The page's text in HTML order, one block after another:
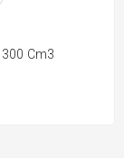
300 Cm3